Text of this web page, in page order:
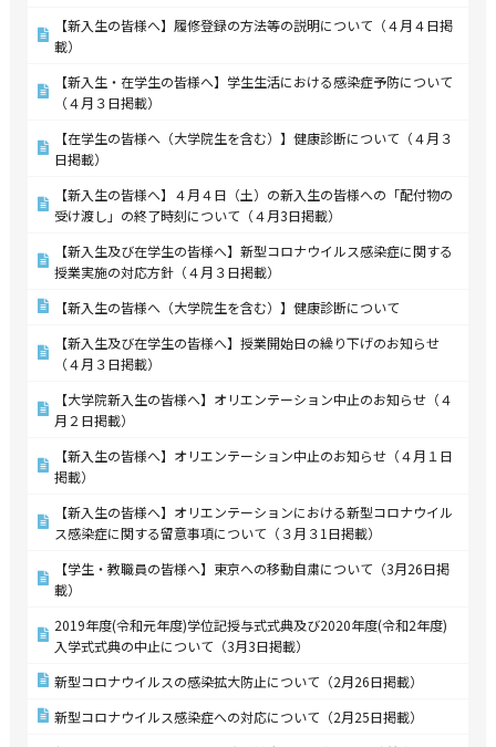
【新入生の皆様へ】履修登録の方法等の説明について（４月４日掲
載）
【新入生・在学生の皆様へ】学生生活における感染症予防について
（４月３日掲載）
【在学生の皆様へ（大学院生を含む）】健康診断について（４月３
日掲載）
【新入生の皆様へ】４月４日（土）の新入生の皆様への「配付物の
受け渡し」の終了時刻について（４月3日掲載）
【新入生及び在学生の皆様へ】新型コロナウイルス感染症に関する
授業実施の対応方針（４月３日掲載）
【新入生の皆様へ（大学院生を含む）】健康診断について
【新入生及び在学生の皆様へ】授業開始日の繰り下げのお知らせ
（４月３日掲載）
【大学院新入生の皆様へ】オリエンテーション中止のお知らせ（４
月２日掲載）
【新入生の皆様へ】オリエンテーション中止のお知らせ（４月１日
掲載）
【新入生の皆様へ】オリエンテーションにおける新型コロナウイル
ス感染症に関する留意事項について（３月３1日掲載）
【学生・教職員の皆様へ】東京への移動自粛について（3月26日掲
載）
2019年度(令和元年度)学位記授与式式典及び2020年度(令和2年度)
入学式式典の中止について（3月3日掲載）
新型コロナウイルスの感染拡大防止について（2月26日掲載）
新型コロナウイルス感染症への対応について（2月25日掲載）